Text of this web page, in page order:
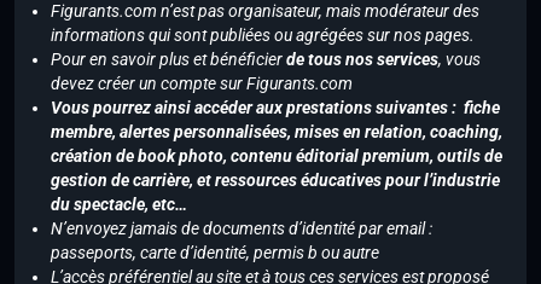
Figurants.com n’est pas organisateur, mais modérateur des
informations qui sont publiées ou agrégées sur nos pages.
Pour en savoir plus et bénéficierde tous nos services, vous
devez créer un compte sur Figurants.com
Vous pourrez ainsi accéder aux prestations suivantes : fiche
membre, alertes personnalisées, mises en relation, coaching,
création de book photo, contenu éditorial premium, outils de
gestion de carrière, et ressources éducatives pour l’industrie
du spectacle, etc…
N’envoyez jamais de documents d’identité par email :
passeports, carte d’identité, permis b ou autre
L’accès préférentiel au site et à tous ces services est proposé